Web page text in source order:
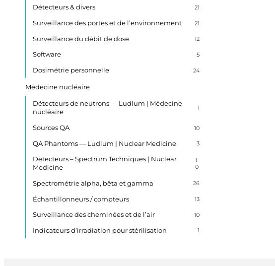
Détecteurs & divers 21
Surveillance des portes et de l’environnement 21
Surveillance du débit de dose 12
Software 5
Dosimétrie personnelle 24
Médecine nucléaire
Détecteurs de neutrons — Ludlum | Médecine
nucléaire
1
Sources QA 10
QA Phantoms — Ludlum | Nuclear Medicine 3
Detecteurs – Spectrum Techniques | Nuclear
Medicine
1
0
Spectrométrie alpha, bêta et gamma 26
Échantillonneurs / compteurs 13
Surveillance des cheminées et de l’air 10
Indicateurs d’irradiation pour stérilisation 1